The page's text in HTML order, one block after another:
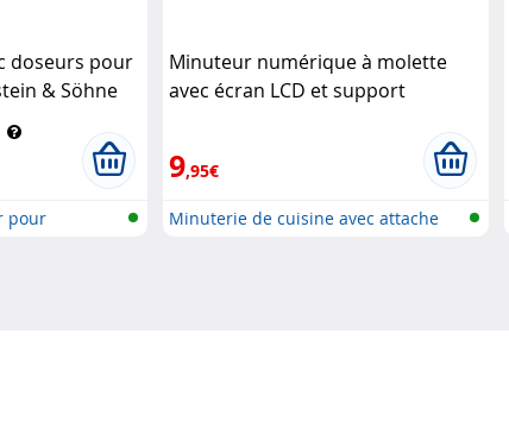
doseurs pour
& Söhne
pour
Minuteur numérique à molette
avec écran LCD et support
9,95€
Minuterie de cuisine avec attache